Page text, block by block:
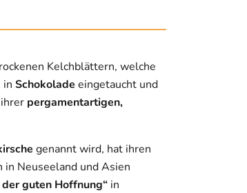
Kelchblättern, welche
inSchokoladeeingetaucht und
pergamentartigen,
genannt wird, hat ihren
Neuseeland und Asien
der guten Hoffnung“ in